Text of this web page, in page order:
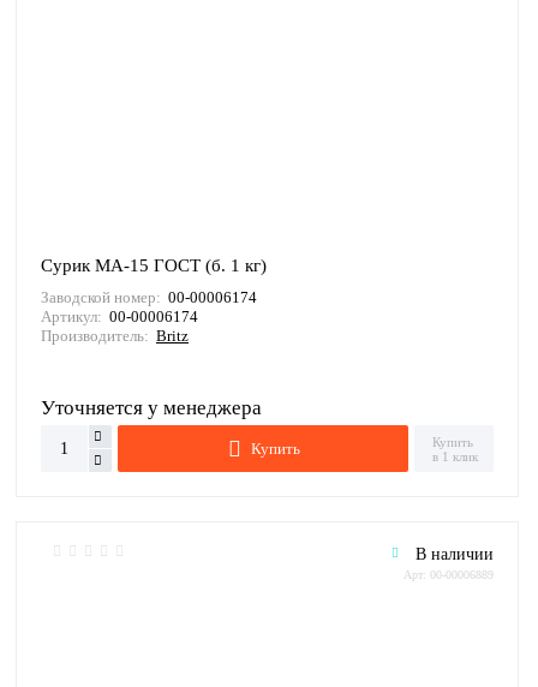
Сурик МА-15 ГОСТ (б. 1 кг)
Заводской номер: 00-00006174
Артикул: 00-00006174
Производитель: Britz
Уточняется у менеджера
Купить
Купить
в 1 клик
В наличии
Арт: 00-00006889